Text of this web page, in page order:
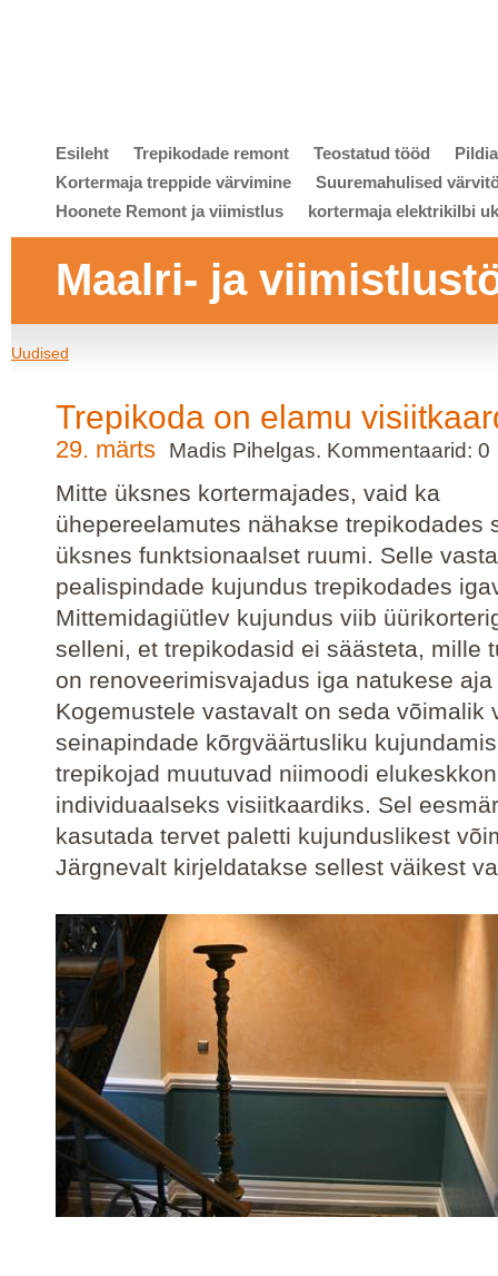
Esileht Trepikodade remont Teostatud tööd
Kortermaja treppide värvimine
Suuremahulised
Hoonete Remont ja viimistlus
kortermaja elektrikilbi
Maalri- ja
Uudised
Trepikoda on elamu
29. märts Madis Pihelgas. Kommentaarid: 0
Mitte üksnes kortermajades, vaid ka
ühepereelamutes nähakse trepikodades
üksnes funktsionaalset ruumi. Selle
pealispindade kujundus trepikodades
Mittemidagiütlev kujundus viib
selleni, et trepikodasid ei säästeta, mille
on renoveerimisvajadus iga natukese
Kogemustele vastavalt on seda võimalik
seinapindade kõrgväärtusliku
trepikojad muutuvad niimoodi
individuaalseks visiitkaardiks. Sel
kasutada tervet paletti kujunduslikest
Järgnevalt kirjeldatakse sellest väikest